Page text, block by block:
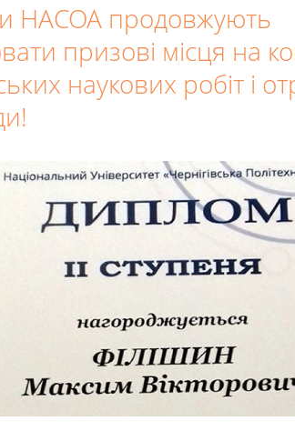
НАСОА продовжують
призові місця на
наукових робіт і